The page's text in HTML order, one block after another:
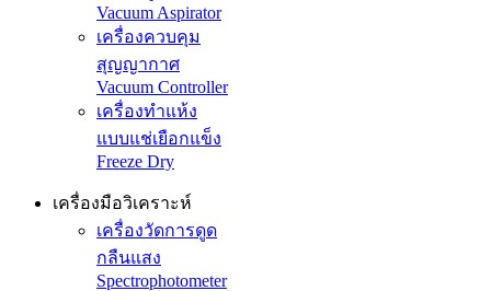
Vacuum Aspirator
เครื่องควบคุม
สุญญากาศ
Vacuum Controller
เครื่องทำแห้ง
แบบแช่เยือกแข็ง
Freeze Dry
เครื่องมือวิเคราะห์
เครื่องวัดการดูด
กลืนแสง
Spectrophotometer